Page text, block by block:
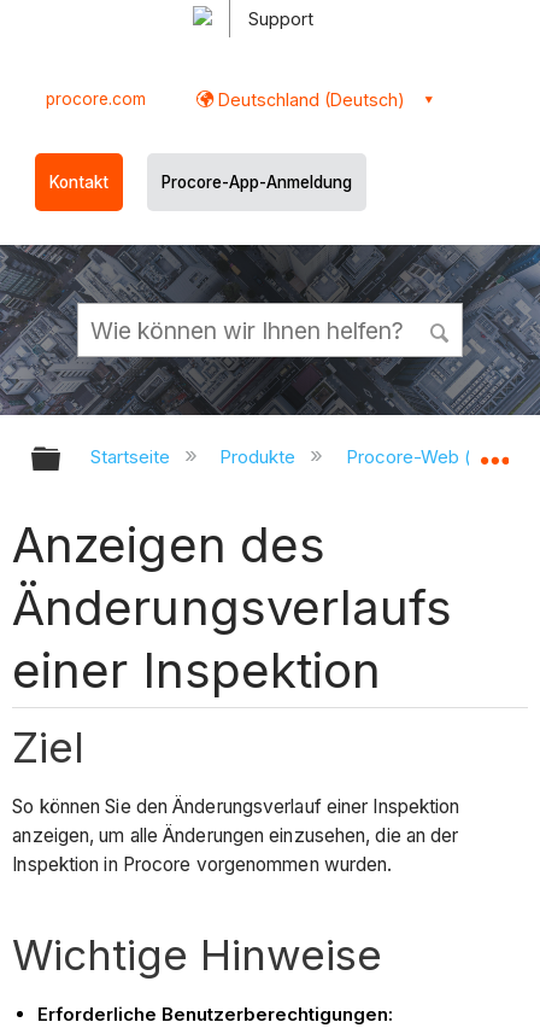
Support
procore.com Deutschland (Deutsch)
Kontakt Procore-App-Anmeldung
Globale Hierarchie auf- und
Startseite Produkte Procore-Web
Anzeigen des
Änderungsverlaufs
einer Inspektion
Ziel
So können Sie den Änderungsverlauf einer Inspektion
anzeigen, um alle Änderungen einzusehen, die an der
Inspektion in Procore vorgenommen wurden.
Wichtige Hinweise
Erforderliche Benutzerberechtigungen: